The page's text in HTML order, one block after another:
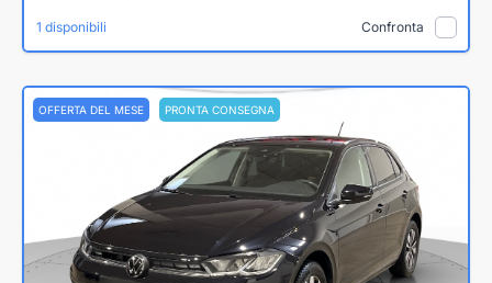
1 disponibili Confronta
OFFERTA DEL MESE PRONTA CONSEGNA